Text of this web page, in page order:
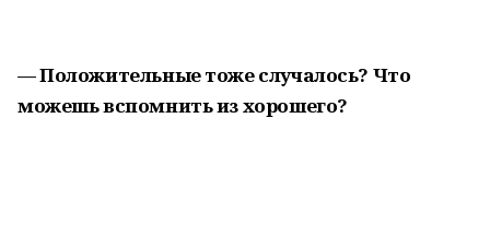
— Положительные тоже случалось? Что
можешь вспомнить из хорошего?